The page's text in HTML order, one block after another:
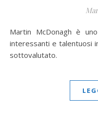
Martin McDonagh è uno dei registi cinematografici più
interessanti e talentuosi
sottovalutato.